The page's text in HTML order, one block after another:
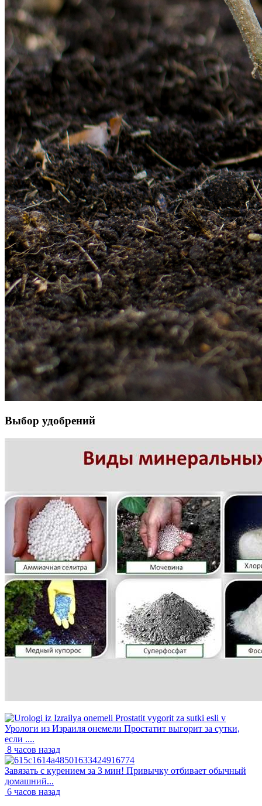
Выбор удобрений
Урологи из Израиля онемели Простатит выгорит за сутки,
если ....
8 часов назад
Завязать с курением за 3 мин! Привычку отбивает обычный
домашний...
6 часов назад